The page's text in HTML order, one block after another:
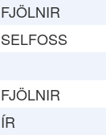
FJÖLNIR
SELFOSS
FJÖLNIR
ÍR